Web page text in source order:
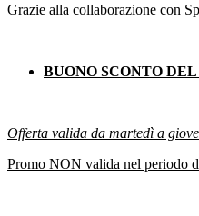
Grazie alla collaborazione con
BUONO SCONTO
Offerta valida da martedì a
Promo NON valida nel periodo